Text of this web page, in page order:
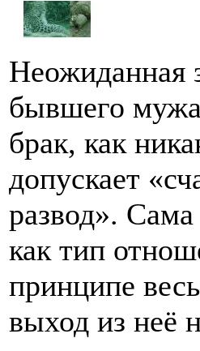
Неожиданная
бывшего
брак, как
допускает
развод». Сама
как тип
принципе
выход из неё